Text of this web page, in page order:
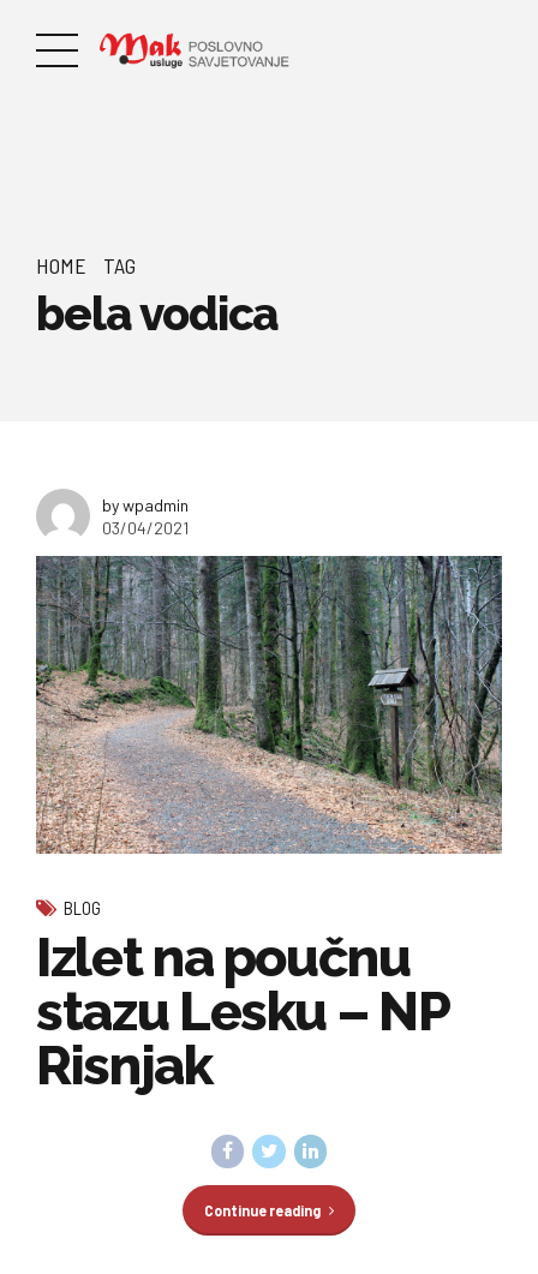
HOME TAG
bela vodica
by wpadmin
03/04/2021
BLOG
Izlet na poučnu
stazu Lesku – NP
Risnjak
Continue reading